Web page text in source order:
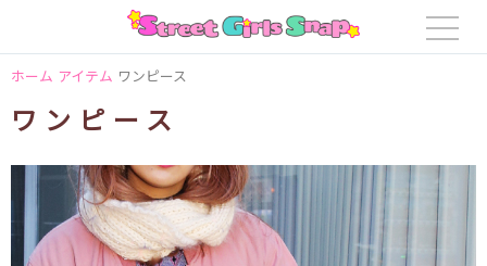
ホーム アイテム ワンピース
ワンピース